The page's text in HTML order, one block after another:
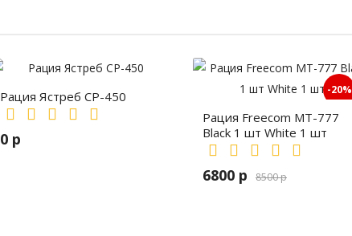
Рация Ястреб СР-450
0 р
-20%
Рация Freecom MT-777
Black 1 шт White 1 шт
6800 р 8500 р